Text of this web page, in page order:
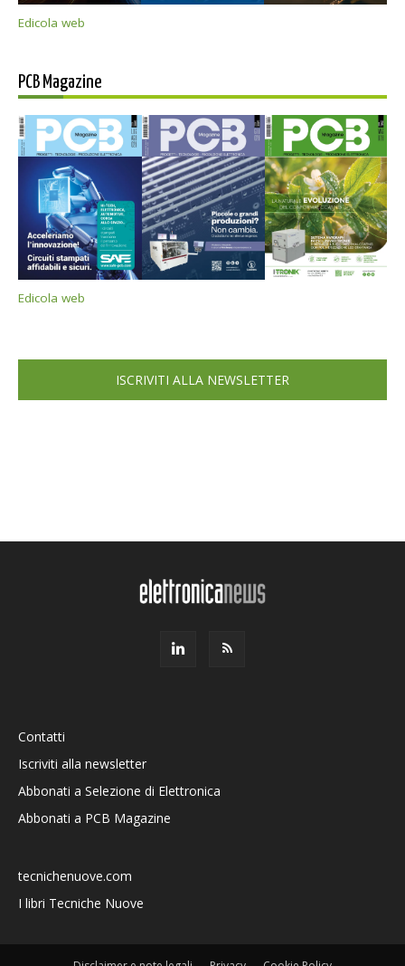
Edicola web
PCB Magazine
Edicola web
ISCRIVITI ALLA NEWSLETTER
Contatti
Iscriviti alla newsletter
Abbonati a Selezione di Elettronica
Abbonati a PCB Magazine
tecnichenuove.com
I libri Tecniche Nuove